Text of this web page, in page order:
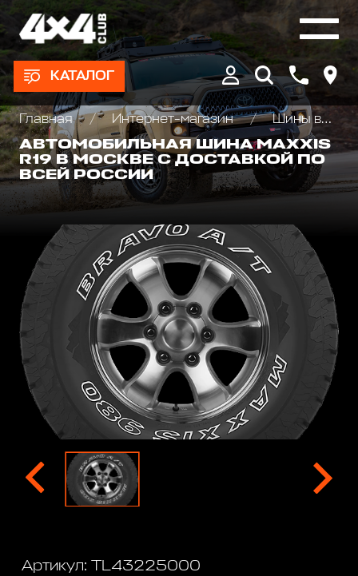
КАТАЛОГ
Главная Интернет-магазин
Шины всесезонные внедорожные
АВТОМОБИЛЬНАЯ ШИНА MAXXIS
R19 В МОСКВЕ С ДОСТАВКОЙ ПО
ВСЕЙ РОССИИ
Артикул: TL43225000